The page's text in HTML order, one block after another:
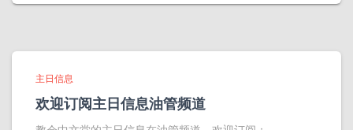
主日信息
欢迎订阅主日信息油管频道